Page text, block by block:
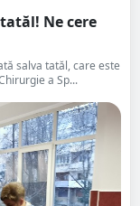
Ne cere
salva tatăl, care este
a Sp...